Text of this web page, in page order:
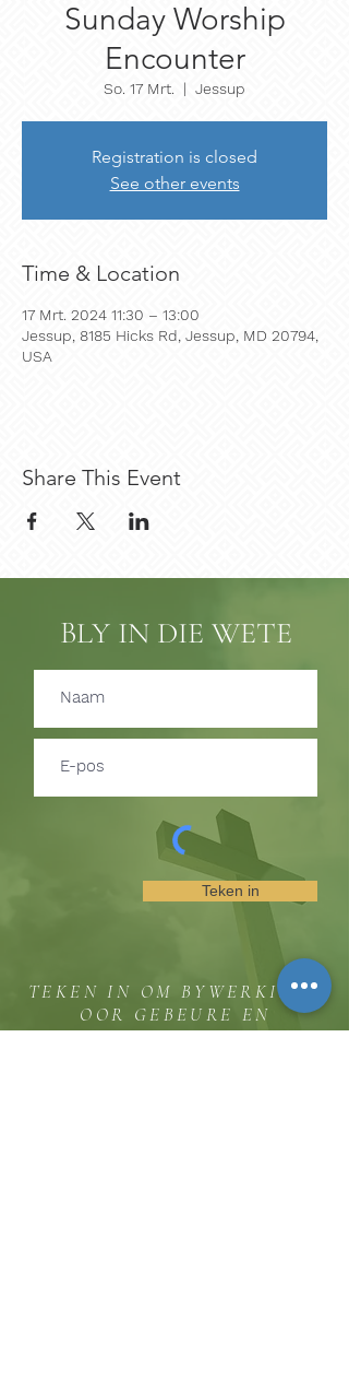
Sunday Worship
Encounter
So. 17 Mrt.
  |
Jessup
Registration is closed
See other events
Time & Location
17 Mrt. 2024 11:30 – 13:00
Jessup, 8185 Hicks Rd, Jessup, MD 20794,
USA
Share This Event
BLY IN DIE WETE
Teken in
TEKEN IN OM BYWERKINGS
OOR GEBEURE EN
BEDIENINGGELEENTHEDE TE